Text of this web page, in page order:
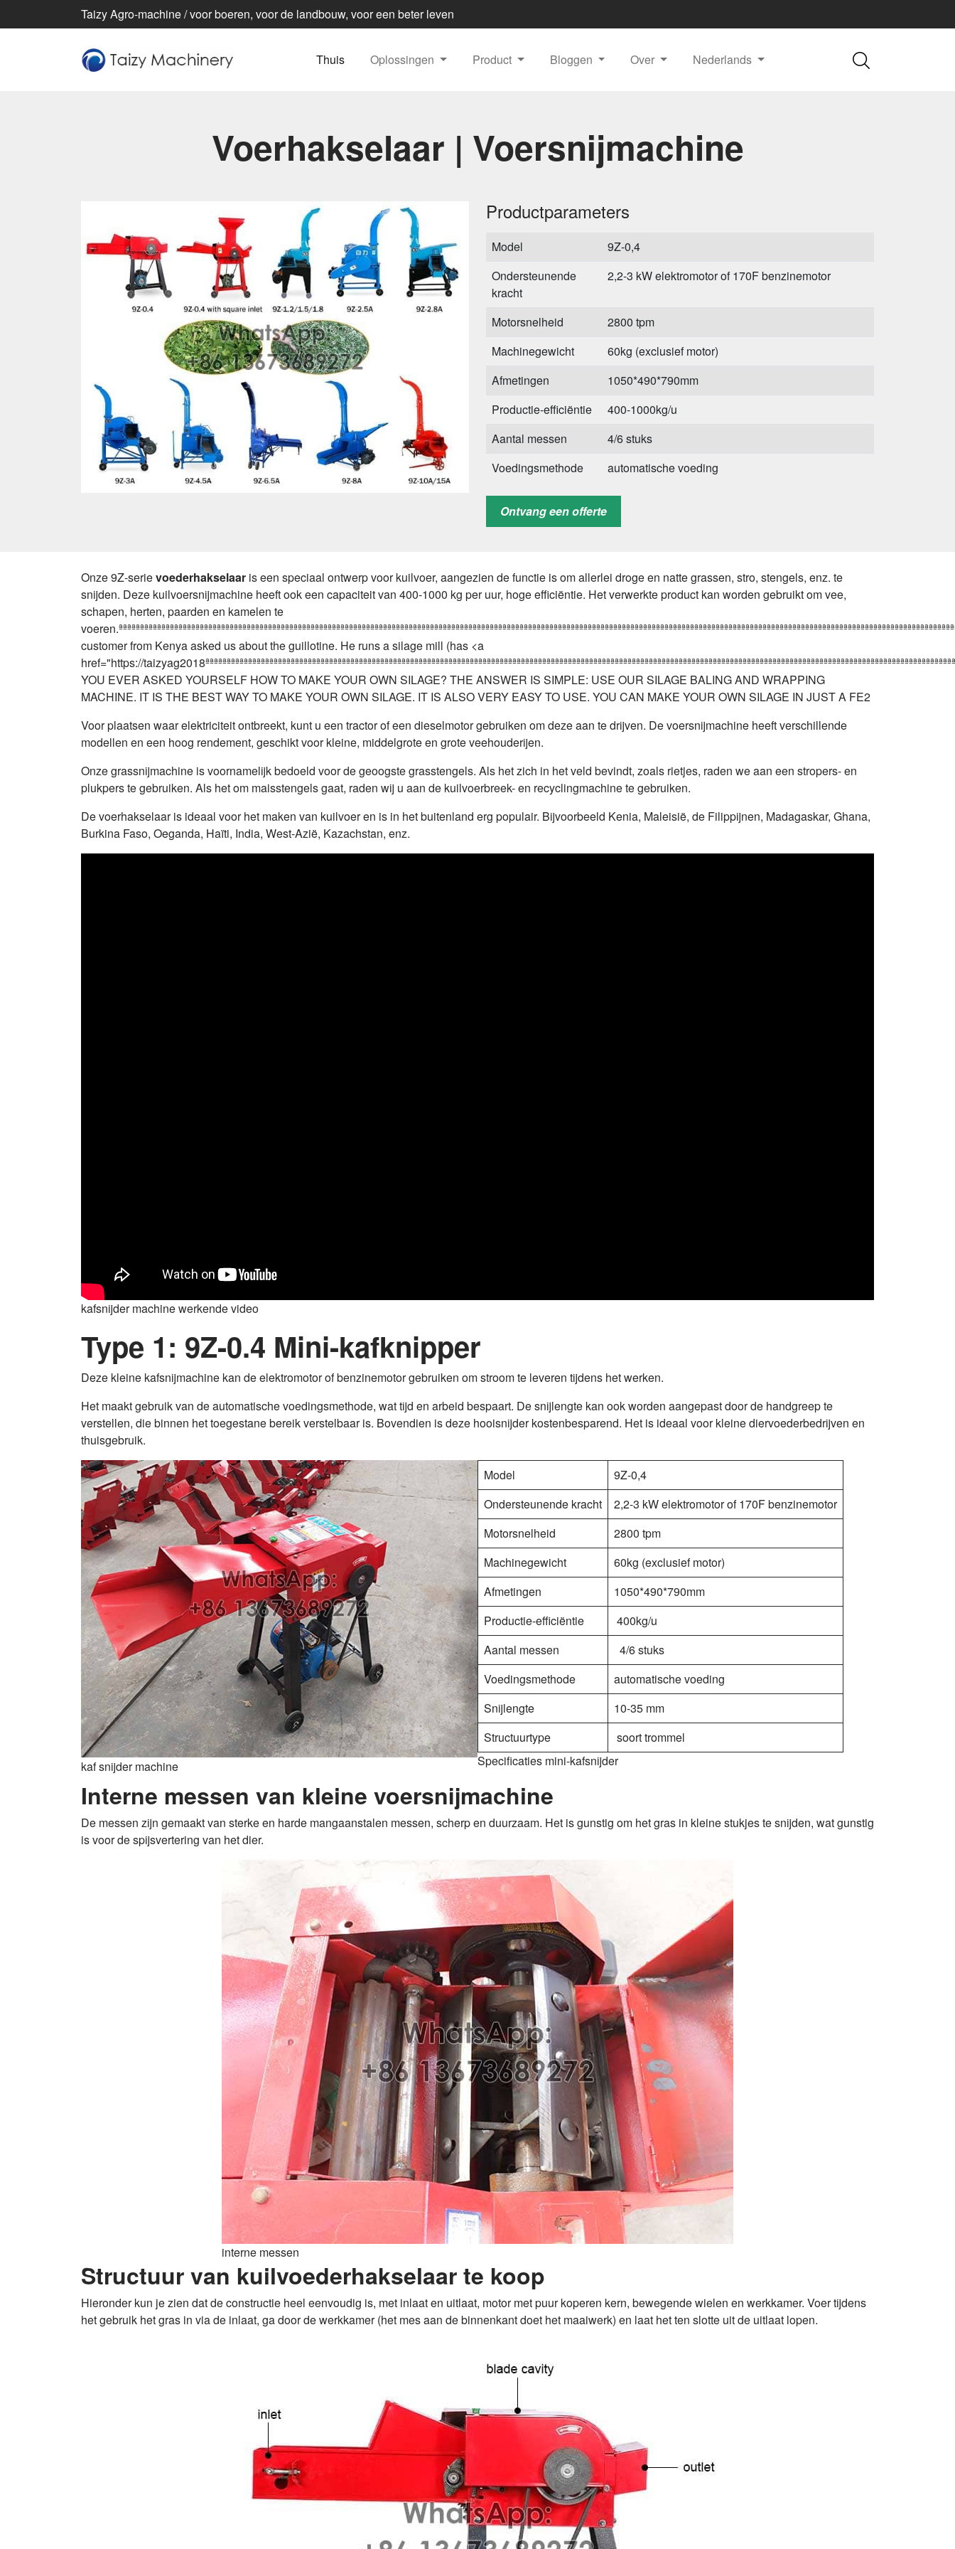
Taizy Agro-machine / voor boeren, voor de landbouw, voor een beter leven
Thuis Oplossingen Product Bloggen Over Nederlands
Voerhakselaar | Voersnijmachine
Productparameters
Model
9Z-0,4
Ondersteunende
kracht
2,2-3 kW elektromotor of 170F benzinemotor
Motorsnelheid
2800 tpm
Machinegewicht
60kg (exclusief motor)
Afmetingen
1050*490*790mm
Productie-efficiëntie
400-1000kg/u
Aantal messen
4/6 stuks
Voedingsmethode
automatische voeding
Snijlengte
10-35 mm
Structuurtype
soort trommel
Ontvang een offerte
Onze 9Z-serievoederhakselaar is een speciaal ontwerp voor kuilvoer, aangezien de functie is om allerlei droge en natte grassen, stro, stengels, enz. te snijden. Deze kuilvoersnijmachine heeft ook een capaciteit van 400-1000 kg per uur, hoge efficiëntie. Het verwerkte product kan worden gebruikt om vee, schapen, herten, paarden en kamelen te voeren.ªªªªªªªªªªªªªªªªªªªªªªªªªªªªªªªªªªªªªªªªªªªªªªªªªªªªªªªªªªªªªªªªªªªªªªªªªªªªªªªªªªªªªªªªªªªªªªªªªªªªªªªªªªªªªªªªªªªªªªªªªªªªªªªªªªªªªªªªªªªªªªªªªªªªªªªªªªªªªªªªªªªªªªªªªªªªªªªªªªªªªªªªªªªªªªªªªªªªªªªªªªªªªªªªªªªªªªªªªªªªªªªªªªªªªªªªªªªªªªªªªªªªªªªªªªªªªªªªªªªªªªªªªªªªªªªªªªªªªªªªªªªªªªªªªªªªªªªªªªªªªªªªªªªªªªªªªªªªªªªªªªªªªªªªªªªªªªªªªªªªªªªªªªªªªªªªªªªªªªªªªªªªªªªªªªªªªªªªªªªªªªªªªªªªªªªªªªªªªªªªªªªªªªªªªªªªªªªªªªªªªªªªªªªªªªªªªªªªªªªªªªªªªªªªªªªªªªªªªªªªªªªªªªªªªªªªªªªªªªªªªªªªªªªªªªªªªªªªªªªªªªªªªªªªªªªªªªªªªªªªªªªªªªªªªªªªªªªªªªªªªªªªªªªªªªªªªªªªªªªªªªªªªªªªªªªªªªªªªªªªªªªªªªªªªªªªªªªªªªªªªªªªªªªªªªªªªªªªªªªªªªªªªªªªªªªªªªªªªªªªªªªªªªªªªªªªªªªªªªªªªªªªªªªªªªªªªªªªªªªªªªªªªªªªªªªªªªªªªªªªªªªªªªªªªªªªªªªªªªªªªªªªªªªªªªªªªªªªªªªªªªªªªªªªªªªªªªªªªªªªªªªªªªªªªªªªªªªªªªªªªªªªªªªªªªªªªªªªªªªªªªªªªªªªªªªªªªªªªªªªªªªªªªªªªªªªªªªªªªªªªªªªªªªªªªªªªªªªªªªªªªªªªªªªªªªªªªªªªªªªªªªªªªªªªªªªªªªªªªªªªªªªªªªªªªªªªªªªªªªªªªªªªªªªªªªªªªªªªªªªªªªªªªªªªªªªªªªªªªªªªªªªªªªªªªªªªªªªªªªªªªªªªªªªªªªªªªªªªªªªªªªªªªªªªªªªªªªªªªªªªªªªªªªªªªªªªªªªªªªªªªªªªªªªªªªªªªªªªªªªªªªªªªªªªªªªªªªªªªªªªªªªªªªªªªªªªªªªªªªªªªªªªªªªªªªªªªªªªªªªªªªªªªªªªªªªªªªªªªªªªªªªªªªªªªªªªªªªªªªªªªªªªªªªªªªªªªªªªªªªªªªªªªªªªªªªªªªªªªªªªªªªªªªªªªªªªªªªªªªªªªªªªªªªªªªªªªªªªªªªªªªªªªªªªªªªªªªªªªªªªªªªªªªªªªªªªªªªªªªªªªªªªªªªªªªªªªªªªªªªªªªªªªªªªªªªªªªªªªªªªªªªªªªªªªªªªªªªªªªªªªªªªªªªªªªªªªªªªªªªªªªªªªªªªªªªªªªªªªªªªªªªªªªªªªªªªªªªªªªªªªªªªªªªªªªªªªªªªªªªªªªªªªªªªªªªªªªªªªªªªªªªªªªªªªªªªªªªªªªªªªªªªªªªªªªªªªªªªªªªªªªªªªªªªªªªªªªªªªªªªªªªªªªªªªªªªªªªªªªªªªªªªªªªªªªªªªªªªªªªªªªªªªªªªªªªªªªªªªªªªªªªªªªªªªªªªªªªªªªªªªªªªªªªªªªªªªªªªªªªªªªªªªªªªªªªªªªªªªªªªªªªªªªªªªªªªªªªªªªªªªªªªªªªªªªªªªªªªªªªªªªªªªªªªªªªªªªªªªªªªªªªªªªªªªªªªªªªªªªªªªªªªªªªªªªªªªªªªªªªªªªªªªªªªªªªªªªªªªªªªªªªªªªªªªªªªªªªªªªªªªªªªªªªªªªªªªªªªªªªªªªªªªªªªªªªªªªªªªªªªªªªªªªªªªªªªªªªªªªªªªªªªªªªªªªªªªªªªªªªªªªªªªªªªªªªªªªªªªªªªªªªªªªªªªªªªªªªªªªªªªªªªªªªªªªªªªªªªªªªªªªªªªªªªªªªªªªªªªªªªªªªªªªªªªªªªªªªªªªªªªªªªªªªªªªªªªªªªªªªªªªªªªªªªªªªªªªªªªªªªªªªªªªªªªªªªªªªªªªªªªªªªªªªªªªªªªªªªªªªªªªªªªªªªªªªªªªªªªªªªªªªªªªªªªªªªªªªªªªªªªªªªªªªªªªªªªªªªªªªªªªªªªªªªªªªªªªªªªªªªªªªªªªªªªªªªªªªªªªªªªªªªªªªªªªªªªªªªªªªªªªªªªªªªªªªªªªªªªªªªªªªªªªªªªªªªªªªªªªªªªªªªªªªªªªªªªªªªªªªªªªªªªªªªªªªªªªªªªªªªªªªªªªªªªªªªªªªªªªªªªªªªªªªªªªªªªªªªªªªªªªªªªªªªªªªªªªªªªªªªªªªªªªªªªªªªªªªªªªªªªªªªªªªªªªªªªªªªªªªªªªªªªªªªªªªªªªªªªªªªªªªªªªªªªªªªªªªªªªªªªªªªªªªªªªªªªªªªªªªªªªªªªªªªªªªªªªªªªªªªªªªªªªªªªªªªªªªªªªªªªªªªªªªªªªªªªªªªªªªªªªªªªªªªªªªªªªªªªªªªªªªªªªªªªªªªªªªªªªªªªªªªªªªªªªªªªªªªªªªªªªªªªªªªªªªªªªªªªªªªªªªªªªªªªªªªªªªªªªªªªªªªªªªªªªªªªªªªªªªªªªªªªªªªªªªªªªªªªªªªªªªªªªªªªªªªªªªªªªªªªªªªªªªªªªªªªªªªªªªªªªªªªªªªªªªªªªªªªªªªªªªªªªªªªªªªªªªªªªªªªªªªªªªªªªªªªªªªªªªªªªªªªªªªªªªªªªªªªªªªªªªªªªªªªªªªªªªªªªªªªªªªªªªªªªªªªªªªªªªªªªªªªªªªªªªªªªªªªªªªªªªªªªªªªªªªªªªªªªªªªªªªªªªªªªªªªªªªªªªªªªªªªªªªªªªªªªªªªªªªªªªªªªªªªªªªªªªªªªªªªªªªªªªªªªªªªªªªªªªªªªªªªªªªªªªªªªªªªªªªªªªªªªªªªªªªªªªªªªªªªªªªªªªªªªªªªªªªªªªªªªªªªªªªªªªªªªªªªªªªªªªªªªªªªªªªªªªªªªªªªªªªªªªªªªªªªªªªªªªªªªªªªªªªªªªªªªªªªªªªªªªªªªªªªªªªªªªªªªªªªªªªªªªªªªªªªªªªªªªªªªªªªªªªªªªªªªªªªªªªªªªªªªªªªªªªªªªªªªªªªªªªªªªªªªªªªªªªªªªªªªªªªªªªªªªªªªªªªªªªªªªªªªªªªªªªªªªªªªªªªªªªªªªªªªªªªªªªªªªªªªªªªªªªªªªªªªªªªªªªªªªªªªªªªªªªªªªªªªªªªªªªªªªªªªªªªªªªªªªªªªªªªªªªªªªªªªªªªªªªªªªªªªªªªªªªªªªªªªªªªªªªªªªªªªªªªªªªªªªªªªªªªªªªªªªªªªªªªªªªªªªªªªªªªªªªªªªªªªªªªªªªªªªªªªªªªªªªªªªªªªªªªªªªªªªªªªªªªªªªªªªªªªªªªªªªªªªªªªªªªªªªªªªªªªªªªªªªªªªªªªªªªªªªªªªªªªªªªªªªªªªªªªªªªªªªªªªªªªªªªªªªªªªªªªªªªªªªªªªªªªªªªªªªªªªªªªªªªªªªªªªªªªªªªªªªªªªªªªªªªªªªªªªªªªªªªªªªªªªªªªªªªªªªªªªªªªªªªªªªªªªªªªªªªªªªªªªªªªªªªªªªªªªªªªªªªªªªªªªªªªªªªªªªªªªªªªªªªªªªªªªªªªªªªªªªªªªªªªªªªªªªªªªªªªªªªªªªªªªªªªªªªªªªªªªªªªªªªªªªªªªªªªªªªªªªªªªªªªªªªªªªªªªªªªªªªªªªªªªªªªªªªªªªªªªªªªªªªªªªªªªªªªªªªªªªªªªªªªªªªªªªªªªªªªªªªªªªªªªªªªªªªªªªªªªªªªªªªªªªªªªªªªªªªªªªªªªªªªªªªªªªªªªªªªªªªªªªªªªªªªªªªªªªªªªªªªªªªªªªªªªªªªªªªªªªªªªªªªªªªªªªªªªªªªªªªªªªªªªªªªªªªªªªªªªªªªªªªªªªªªªªªªªªªªªªªªªªªªªªªªªªªªªªªªªªªªªªªªªªªªªªªªªªªªªªªªªªªªªªªªªªªªªªªªªªªªªªªªªªªªªªªªªªªªªªªªªªªªªªªªªªªªªªªªªªªªªªªªªªªªªªªªªªªªªªªªªªªªªªªªªªªªªªªªªªªªªªªªªªªªªªªªªªªªªªªªªªªªªªªªªªªªªªªªªªªªªªªªªªªªªªªªªªªªªªªªªªªªªªªªªªªªªªªªªªªªªªªªªªªªªªªªªªªªªªªªªªªªªªªªªªªªªªªªªªªªªªªªªªªªªªªªªªªªªªªªªªªªªªªªªªªªªªªªªªªªªªªªªªªªªªªªªªªªªªªªªªªªªªªªªªªªªªªªªªªªªªªªªªªªªªªªªªªªªªªªªªªªªªªªªªªªªªªªªªªªªªªªªªªªªªªªªªªªªªªªªªªªªªªªªªªªªªªªªªªªªªªªªªªªªªªªªªªªªªªªªªªªªªªªªªªªªªªªªªªªªªªªªªªªªªªªªªªªªªªªªªªªªªªªªªªªªªªªªªªªªªªªªªªªªªªªªªªªªªªªªªªªªªªªªªªªªªªªªªªªªªªªªªªªªªªªªªªªªªªªªªªªªªªªªªªªªªªªªªªªªªªªªªªªªªªªªªªªªªªªªªªªªªªªªªªªªªªªªªªªªªªªªªªªªªªªªªªªªªªªªªªªªªªªªªªªªªªªªªªªªªªªªªªªªªªªªªªªªªªªªªªªªªªªªªªªªªªªªªªªªªªªªªªªªªªªªªªªªªªªªªªªªªªªªªªªªªªªªªªªªªªªªªªªªªªªªªªªªªªªªªªªªªªªªªªªªªªªªªªªªªªªªªªªªªªªªªªªªªªªªªªªªªªªªªªªªªªªªªªªªªªªªªªªªªªªªªªªªªªªªªªªªªªªªªªªªªªªªªªªªªªªªªªªªªªªªªªªªªªªªªªªªªªªªªªªªªªªªªªªªªªªªªªªªªªªªªªªªªªªªªªªªªªªªªªªªªªªªªªªªªªªªªªªªªªªªªªªªªªªªªªªªªªªªªªªªªªªªªªªªªªªªªªªªªªªªªªªªªªªªªªªªªªªªªªªªªªªªªªªªªªªªªªªªªªªªªªªªªªªªªªªªªªªªªªªªªªªªªªªªªªªªªªªªªªªªªªªªªªªªªªªªªªªªªªªªªªªªªªªªªªªªªªªªªªªªªªªªªªªªªªªªªªªªªªªªªªªªªªªªªªªªªªªªªªªªªªªªªªªªªªªªªªªªªªªªªªªªªªªªªªªªªªªªªªªªªªªªªªªªªªªªªªªªªªªªªªªªªªªªªªªªªªªªªªªªªªªªªªªªªªªªªªªªªªªªªªªªªªªªªªªªªªªªªªªªªªªªªªªªªªªªªªªªªªªªªªªªªªªªªªªªªªªªªªªªªªªªªªªªªªªªªªªªªªªªªªªªªªªªªªªªªªªªªªªªªªªªªªªªªªªªªªªªªªªªªªªªªªªªªªªªªªªªªªªªªªªªªªªªªªªªªªªªªªªªªªªªªªªªªªªªªªªªªªªªªªªªªªªªªªªªªªªªªªªªªªªªªªªªªªªªªªªªªªªªªªªªªªªªªªªªªªªªªªªªªªªªªªªªªªªªªªªªªªªªªªªªªªªªªªªªªªªªªªªªªªªªªªªªªªªªªªªªªªªªªªªªªªªªªªªªªªªªªªªªªªªªªªªªªªªªªªªªªªªªªªªªªªªªªªªªªªªªªªªªªªªªªªªªªªªªªªªªªªªªªªªªªªªªªªªªªªªªªªªªªªªªªªªªªªªªªªªªªªªªªªªªªªªªªªªªªªªªªªªªªªªªªªªªªªªªªªªªªªªªªªªªªªªªªªªªªªªªªªªªªªªªªªªªªªªªªªªªªªªªªªªªªªªªªªªªªªªªªªªªªªªªªªªªªªªªªªªªªªªªªªªªªªªªªªªªªªªªªªªªªªªªªªªªªªªªªªªªªªªªªªªªªªªªªªªªªªªªªªªªªªªªªªªªªªªªªªªªªªªªªªªªªªªªªªªªªªªªªªªªªªªªªªªªªªªªªªªªªªªªªªªªªªªªªªªªªªªªªªªªªªªªªªªªªªªªªªªªªªªªªªªªªªªªªªªªªªªªªªªªªªªªªªªªªªªªªªªªªªªªªªªªªªªªªªªªªªªªªªªªªªªªªªªªªªªªªªªªªªªªªªªªªªªªªªªªªªªªªªªªªªªªªªªªªªªªªªªªªªªªªªªªªªªªªªªªªªªªªªªªªªªªªªªªªªªªªªªªªªªªªªªªªªªªªªªªªªªªªªªªªªªªªªªªªªªªªªªªªªªªªªªªªªªªªªªªªªªªªªªªªªªªªªªªªªªªªªªªªªªªªªªªªªªªªªªªªªªªªªªªªªªªªªªªªªªªªªªªªªªªªªªªªªªªªªªªªªªªªªªªªªªªªªªªªªªªªªªªªªªªªªªªªªªªªªªªªªªªªªªªªªªªªªªªªªªªªªªªªªªªªªªªªªªªªªªªªªªªªªªªªªªªªªªªªªªªªªªªªªªªªªªªªªªªªªªªªªªªªªªªªªªªªªªªªªªªªªªªªªªªªªªªªªªªªªªªªªªªªªªªªªªªªªªªªªªªªªªªªªªªªªªªªªªªªªªªªªªªªªªªªªªªªªªªªªªªªªªªªªªªªªªªªªªªªªªªªªªªªªªªªªªªªªªªªªªªªªªªªªªªªªªªªªªªªªªªªªªªªªªªªªªªªªªªªªªªªªªªªªªªªªªªªªªªªªªªªªªªªªªªªªªªªªªªªªªªªªªªªªªªªªªªªªªªªªªªªªªªªªªªªªªªªªªªªªªªªªªªªªªªªªªªªªªªªªªªªªªªªªªªªªªªªªªªªªªªªªªªªªªªªªªªªªªªªªªªªªªªªªªªªªªªªªªªªªªªªªªªªªªªªªªªªªªªªªªªªªªªªªªªªªªªªªªªªªªªªªªªªªªªªªªªªªªªªªªªªªªªªªªªªªªªªªªªªªªªªªªªªªªªªªªªªªªªªªªªªªªªªªªªªªªªªªªªªªªªªªªªªªªªªªªªªªªªªªªªªªªªªªªªªªªªªªªªªªªªªªªªªªªªªªªªªªªªªªªªªªªªªªªªªªªªªªªªªªªªªªªªªªªªªªªªªªªªªªªªªªªªªªªªªªªªªªªªªªªªªªªªªªªªªªªªªªªªªªªªªªªªªªªªªªªªªªªªªªªªªªªªªªªªªªªªªªªªªªªªªªªªªªªªªªªªªªªªªªªªªªªªªªªªªªªªªªªªªªªªªªªªªªªªªªªªªªªªªªªªªªªªªªªªªªªªªªªªªªªªªªªªªªªªªªªªªªªªªªªªªªªªªªªªªªªªªªªªªªªªªªªªªªªªªªªªªªªªªªªªªªªªªªªªªªªªªªªªªªªªªªªªªªªªªªªªªªªªªªªªªªªªªªªªªªªªªªªªªªªªªªªªªªªªªªªªªªªªªªªªªªªªªªªªªªªªªªªªªªªªªªªªªªªªªªªªªªªªªªªªªªªªªªªªªªªªªªªªªªªªªªªªªªªªªªªªªªªªªªªªªªªªªªªªªªªªªªªªªªªªªªªªªªªªªªªªªªªªªªªªªªªªªªªªªªªªªªªªªªªªªªªªªªªªªªªªªªªªªªªªªªªªªªªªªªªªªªªªªªªªªªªªªªªªªªªªªªªªªªªªªªªªªªªªªªªªªªªªªªªªªªªªªªªªªªªªªªªªªªªªªªªªªªªªªªªªªªªªªªªªªªªªªªªªªªªªªªªªªªªªªªªªªªªªªªªªªªªªªªªªªªªªªªªªªªªªªªªªªªªªªªªªªªªªªªªªªªªªªªªªªªªªªªªªªªªªªªªªªªªªªªªªªªªªªªªªªªªªªªªªªªªªªªªªªªªªªªªªªªªªªªªªªªªªªªªªªªªªªªªªªªªªªªªªªªªªªªªªªªªªªªªªªªªªªªªªªªªªªªªªªªªªªªªªªªªªªªªªªªªªªªªªªªªªªªªªªªªªªªªªªªªªªªªªªªªªªªªªªªªªªªªªªªªªªªªªªªªªªªªªªªªªªªªªªªªªªªªªªªªªªªªªªªªªªªªªªªªªªªªªªªªªªªªªªªªªªªªªªªªªªªªªªªªªªªªªªªªªªªªªªªªªªªªªªªªªªªªªªªªªªªªªªªªªªªªªªªªªªªªªªªªªªªªªªªªªªªªªªªªªªªªªªªªªªªªªªªªªªªªªªªªªªªªªªªªªªªªªªªªªªªªªªªªªªªª2018ªªªªªªªªªªªªªªªªªªªªªªªªªªªªªªªªªªªªªªªªªªªªªªªªªªªªªªªªªªªªªªªªªªªªªªªªªªªªªªªªªªªªªªªªªªªªªªªªªªªªªªªªªªªªªªªªªªªªªªªªªªªªªªªªªªªªªªªªªªªªªªªªªªªªªªªªªªªªªªªªªªªªªªªªªªªªªªªªªªªªªªªªªªªªªªªªªªªªªªªªªªªªªªªªªªªªªªªªªªªªªªªªªªªªªªªªªªªªªªªªªªªªªªªªªªªªªªªªªªªªªªªªªªªªªªªªªªªªªªªªªªªªªªªªªªªªªªªªªªªªªªªªªªªªªªªªªªªªªªªªªªªªªªªªªªªªªªªªªªªªªªªªªªªªªªªªªªªªªªªªªªªªªªªªªªªªªªªªªªªªªªªªªªªªªªªªªªªªªªªªªªªªªªªªªªªªªªªªªªªªªªªªªªªªªªªªªªªªªªªªªªªªªªªªªªªªªªªªªªªªªªªªªªªªªªªªªªªªªªªªªªªªªªªªªªªªªªªªªªªªªªªªªªªªªªªªªªªªªªªªªªªªªªªªªªªªªªªªªªªªªªªªªªªªªªªªªªªªªªªªªªªªªªªªªªªªªªªªªªªªªªªªªªªªªªªªªªªªªªªªªªªªªªªªªªªªªªªªªªªªªªªªªªªªªªªªªªªªªªªªªªªªªªªªªªªªªªªªªªªªªªªªªªªªªªªªªªªªªªªªªªªªªªªªªªªªªªªªªªªªªªªªªªªªªªªªªªªªªªªªªªªªªªªªªªªªªªªªªªªªªªªªªªªªªªªªªªªªªªªªªªªªªªªªªªªªªªªªªªªªªªªªªªªªªªªªªªªªªªªªªªªªªªªªªªªªªªªªªªªªªªªªªªªªªªªªªªªªªªªªªªªªªªªªªªªªªªªªªªªªªªªªªªªªªªªªªªªªªªªªªªªªªªªªªªªªªªªªªªªªªªªªªªªªªªªªªªªªªªªªªªªªªªªªªªªªªªªªªªªªªªªªªªªªªªªªªªªªªªªªªªªªªªªªªªªªªªªªªªªªªªªªªªªªªªªªªªªªªªªªªªªªªªªªªªªªªªªªªªªªªªªªªªªªªªªªªªªªªªªªªªªªªªªªªªªªªªªªªªªªªªªªªªªªªªªªªªªªªªªªªªªªªªªªªªªªªªªªªªªªªªªªªªªªªªªªªªªªªªªªªªªªªªªªªªªªªªªªªªªªªªªªªªªªªªªªªªªªªªªªªªªªªªªªªªªªªªªªªªªªªªªªªªªªªªªªªªªªªªªªªªªªªªªªªªªªªªªªªªªªªªªªªªªªªªªªªªªªªªªªªªªªªªªªªªªªªªªªªªªªªªªªªªªªªªªªªªªªªªªªªªªªªªªªªªªªªªªªªªªªªªªªªªªªªªªªªªªªªªªªªªªªªªªªªªªªªªªªªªªªªªªªªªªªªªªªªªªªªªªªªªªªªªªªªªªªªªªªªªªªªªªªªªªªªªªªªªªªªªªªªªªªªªªªªªªªªªªªªªªªªªªªªªªªªªªªªªªªªªªªªªªªªªªªªªªªªªªªªªªªªªªªªªªªªªªªªªªªªªªªªªªªªªªªªªªªªªªªªªªªªªªªªªªªªªªªªªªªªªªªªªªªªªªªªªªªªªªªªªªªªªªªªªªªªªªªªªªªªªªªªªªªªªªªªªªªªªªªªªªªªªªªªªªªªªªªªªªªªªªªªªªªªªªªªªªªªªªªªªªªªªªªªªªªªªªªªªªªªªªªªªªªªªªªªªªªªªªªªªªªªªªªªªªªªªªªªªªªªªªªªªªªªªªªªªªªªªªªªªªªªªªªªªªªªªªªªªªªªªªªªªªªªªªªªªªªªªªªªªªªªªªªªªªªªªªªªªªªªªªªªªªªªªªªªªªªªªªªªªªªªªªªªªªªªªªªªªªªªªªªªªª
Voor plaatsen waar elektriciteit ontbreekt, kunt u een tractor of een dieselmotor gebruiken om deze aan te drijven. De voersnijmachine heeft verschillende
modellen en een hoog rendement, geschikt voor kleine, middelgrote en grote veehouderijen.
Onze grassnijmachine is voornamelijk bedoeld voor de geoogste grasstengels. Als het zich in het veld bevindt, zoals rietjes, raden we aan een stropers- en
plukpers te gebruiken. Als het om maisstengels gaat, raden wij u aan de kuilvoerbreek- en recyclingmachine te gebruiken.
De voerhakselaar is ideaal voor het maken van kuilvoer en is in het buitenland erg populair. Bijvoorbeeld Kenia, Maleisië, de Filippijnen, Madagaskar, Ghana,
Burkina Faso, Oeganda, Haïti, India, West-Azië, Kazachstan, enz.
kafsnijder machine werkende video
Type 1: 9Z-0.4 Mini-kafknipper
Deze kleine kafsnijmachine kan de elektromotor of benzinemotor gebruiken om stroom te leveren tijdens het werken.
Het maakt gebruik van de automatische voedingsmethode, wat tijd en arbeid bespaart. De snijlengte kan ook worden aangepast door de handgreep te
verstellen, die binnen het toegestane bereik verstelbaar is. Bovendien is deze hooisnijder kostenbesparend. Het is ideaal voor kleine diervoederbedrijven en
thuisgebruik.
kaf snijder machine
Model
9Z-0,4
Ondersteunende kracht
2,2-3 kW elektromotor of 170F benzinemotor
Motorsnelheid
2800 tpm
Machinegewicht
60kg (exclusief motor)
Afmetingen
1050*490*790mm
Productie-efficiëntie
400kg/u
Aantal messen
4/6 stuks
Voedingsmethode
automatische voeding
Snijlengte
10-35 mm
Structuurtype
soort trommel
Specificaties mini-kafsnijder
Interne messen van kleine voersnijmachine
De messen zijn gemaakt van sterke en harde mangaanstalen messen, scherp en duurzaam. Het is gunstig om het gras in kleine stukjes te snijden, wat gunstig
is voor de spijsvertering van het dier.
interne messen
Structuur van kuilvoederhakselaar te koop
Hieronder kun je zien dat de constructie heel eenvoudig is, met inlaat en uitlaat, motor met puur koperen kern, bewegende wielen en werkkamer. Voer tijdens
het gebruik het gras in via de inlaat, ga door de werkkamer (het mes aan de binnenkant doet het maaiwerk) en laat het ten slotte uit de uitlaat lopen.